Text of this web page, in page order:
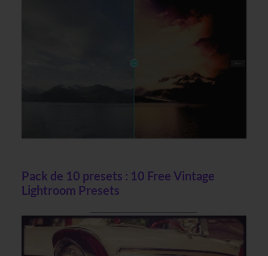
Pack de 10 presets : 10 Free Vintage
Lightroom Presets